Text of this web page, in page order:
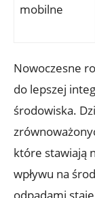
mobilne
Nowoczesne
do lepszej
środowiska.
które stawiają
wpływu na